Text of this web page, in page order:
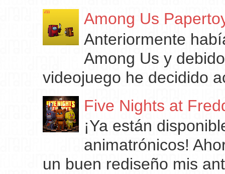
Among Us
Anteriormente
Among Us y
videojuego he decidido
Five Nights at
¡Ya están
animatrónicos!
un buen rediseño mis